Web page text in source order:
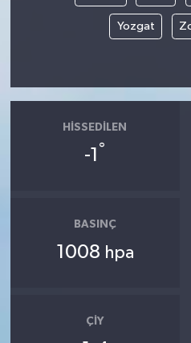
Yozgat
HISSEDILEN
-1 °
BASINÇ
1008 hpa
ÇIY